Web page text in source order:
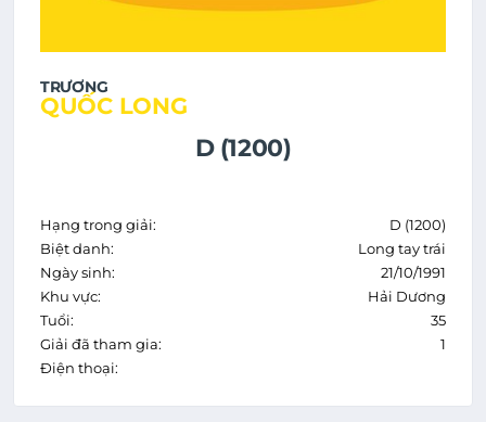
TRƯƠNG
QUỐC LONG
D (1200)
Hạng trong giải:
D (1200)
Biệt danh:
Long tay trái
Ngày sinh:
21/10/1991
Khu vực:
Hải Dương
Tuổi:
35
Giải đã tham gia:
1
Điện thoại: